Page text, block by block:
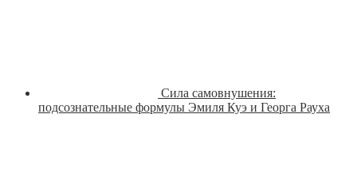
Сила самовнушения:
подсознательные формулы Эмиля Куэ и Георга Рауха